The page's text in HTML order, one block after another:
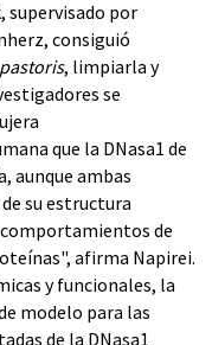
supervisado por
consiguió
, limpiarla y
se
que la DNasa1 de
aunque ambas
su estructura
de
afirma Napirei.
y funcionales, la
modelo para las
de la DNasa1